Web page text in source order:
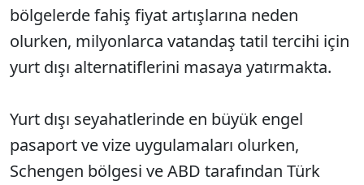
bölgelerde fahiş fiyat artışlarına neden
olurken, milyonlarca vatandaş tatil tercihi için
yurt dışı alternatiflerini masaya yatırmakta.
Yurt dışı seyahatlerinde en büyük engel
pasaport ve vize uygulamaları olurken,
Schengen bölgesi ve ABD tarafından Türk